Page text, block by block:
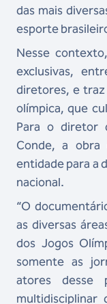
das mais
esporte
Nesse
exclusivas,
diretores, e traz
olímpica, que
Para o diretor
Conde, a
entidade para a
nacional.
“O
as diversas
dos Jogos
somente as
atores desse